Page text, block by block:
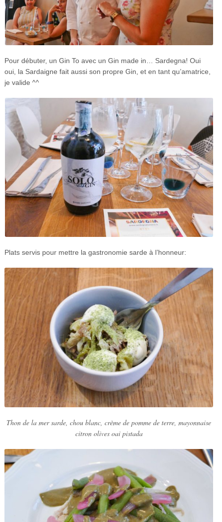
Pour débuter, un Gin To avec un Gin made in… Sardegna! Oui
oui, la Sardaigne fait aussi son propre Gin, et en tant qu’amatrice,
je valide ^^
Plats servis pour mettre la gastronomie sarde à l’honneur:
Thon de la mer sarde, chou blanc, crème de pomme de terre, mayonnaise
citron olives oai pistada